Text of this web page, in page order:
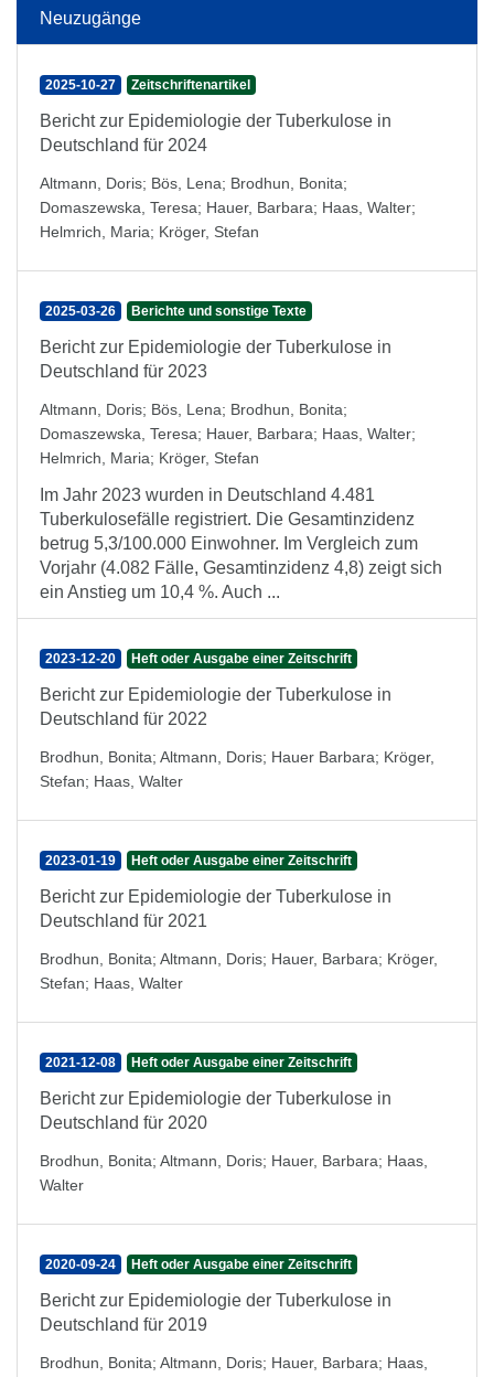
Neuzugänge
2025-10-27 Zeitschriftenartikel
Bericht zur Epidemiologie der Tuberkulose in
Deutschland für 2024
Altmann, Doris; Bös, Lena; Brodhun, Bonita;
Domaszewska, Teresa; Hauer, Barbara; Haas, Walter;
Helmrich, Maria; Kröger, Stefan
2025-03-26 Berichte und sonstige Texte
Bericht zur Epidemiologie der Tuberkulose in
Deutschland für 2023
Altmann, Doris; Bös, Lena; Brodhun, Bonita;
Domaszewska, Teresa; Hauer, Barbara; Haas, Walter;
Helmrich, Maria; Kröger, Stefan
Im Jahr 2023 wurden in Deutschland 4.481
Tuberkulosefälle registriert. Die Gesamtinzidenz
betrug 5,3/100.000 Einwohner. Im Vergleich zum
Vorjahr (4.082 Fälle, Gesamtinzidenz 4,8) zeigt sich
ein Anstieg um 10,4 %. Auch ...
2023-12-20 Heft oder Ausgabe einer Zeitschrift
Bericht zur Epidemiologie der Tuberkulose in
Deutschland für 2022
Brodhun, Bonita; Altmann, Doris; Hauer Barbara; Kröger,
Stefan; Haas, Walter
2023-01-19 Heft oder Ausgabe einer Zeitschrift
Bericht zur Epidemiologie der Tuberkulose in
Deutschland für 2021
Brodhun, Bonita; Altmann, Doris; Hauer, Barbara; Kröger,
Stefan; Haas, Walter
2021-12-08 Heft oder Ausgabe einer Zeitschrift
Bericht zur Epidemiologie der Tuberkulose in
Deutschland für 2020
Brodhun, Bonita; Altmann, Doris; Hauer, Barbara; Haas,
Walter
2020-09-24 Heft oder Ausgabe einer Zeitschrift
Bericht zur Epidemiologie der Tuberkulose in
Deutschland für 2019
Brodhun, Bonita; Altmann, Doris; Hauer, Barbara; Haas,